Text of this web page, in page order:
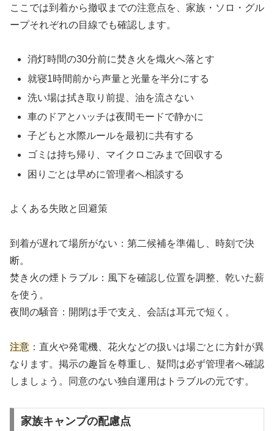
ここでは到着から撤収までの注意点を、家族・ソロ・グル
ープそれぞれの目線でも確認します。
消灯時間の30分前に焚き火を熾火へ落とす
就寝1時間前から声量と光量を半分にする
洗い場は拭き取り前提、油を流さない
車のドアとハッチは夜間モードで静かに
子どもと水際ルールを最初に共有する
ゴミは持ち帰り、マイクロごみまで回収する
困りごとは早めに管理者へ相談する
よくある失敗と回避策
到着が遅れて場所がない：第二候補を準備し、時刻で決
断。
焚き火の煙トラブル：風下を確認し位置を調整、乾いた薪
を使う。
夜間の騒音：開閉は手で支え、会話は耳元で短く。
注意 ：直火や発電機、花火などの扱いは場ごとに方針が異
なります。掲示の趣旨を尊重し、疑問は必ず管理者へ確認
しましょう。同意のない独自運用はトラブルの元です。
家族キャンプの配慮点